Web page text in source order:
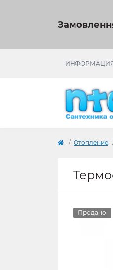
Отопление
Продано